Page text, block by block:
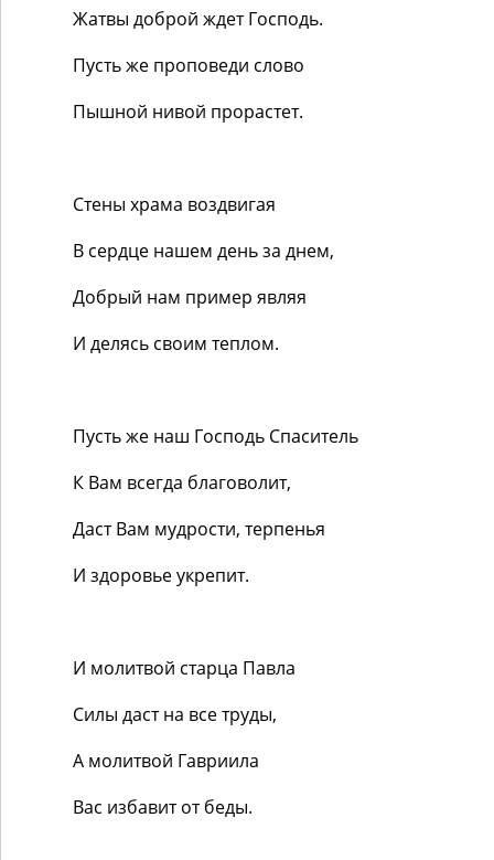
Жатвы доброй ждет Господь.
Пусть же проповеди слово
Пышной нивой прорастет.
Стены храма воздвигая
В сердце нашем день за днем,
Добрый нам пример являя
И делясь своим теплом.
Пусть же наш Господь Спаситель
К Вам всегда благоволит,
Даст Вам мудрости, терпенья
И здоровье укрепит.
И молитвой старца Павла
Силы даст на все труды,
А молитвой Гавриила
Вас избавит от беды.